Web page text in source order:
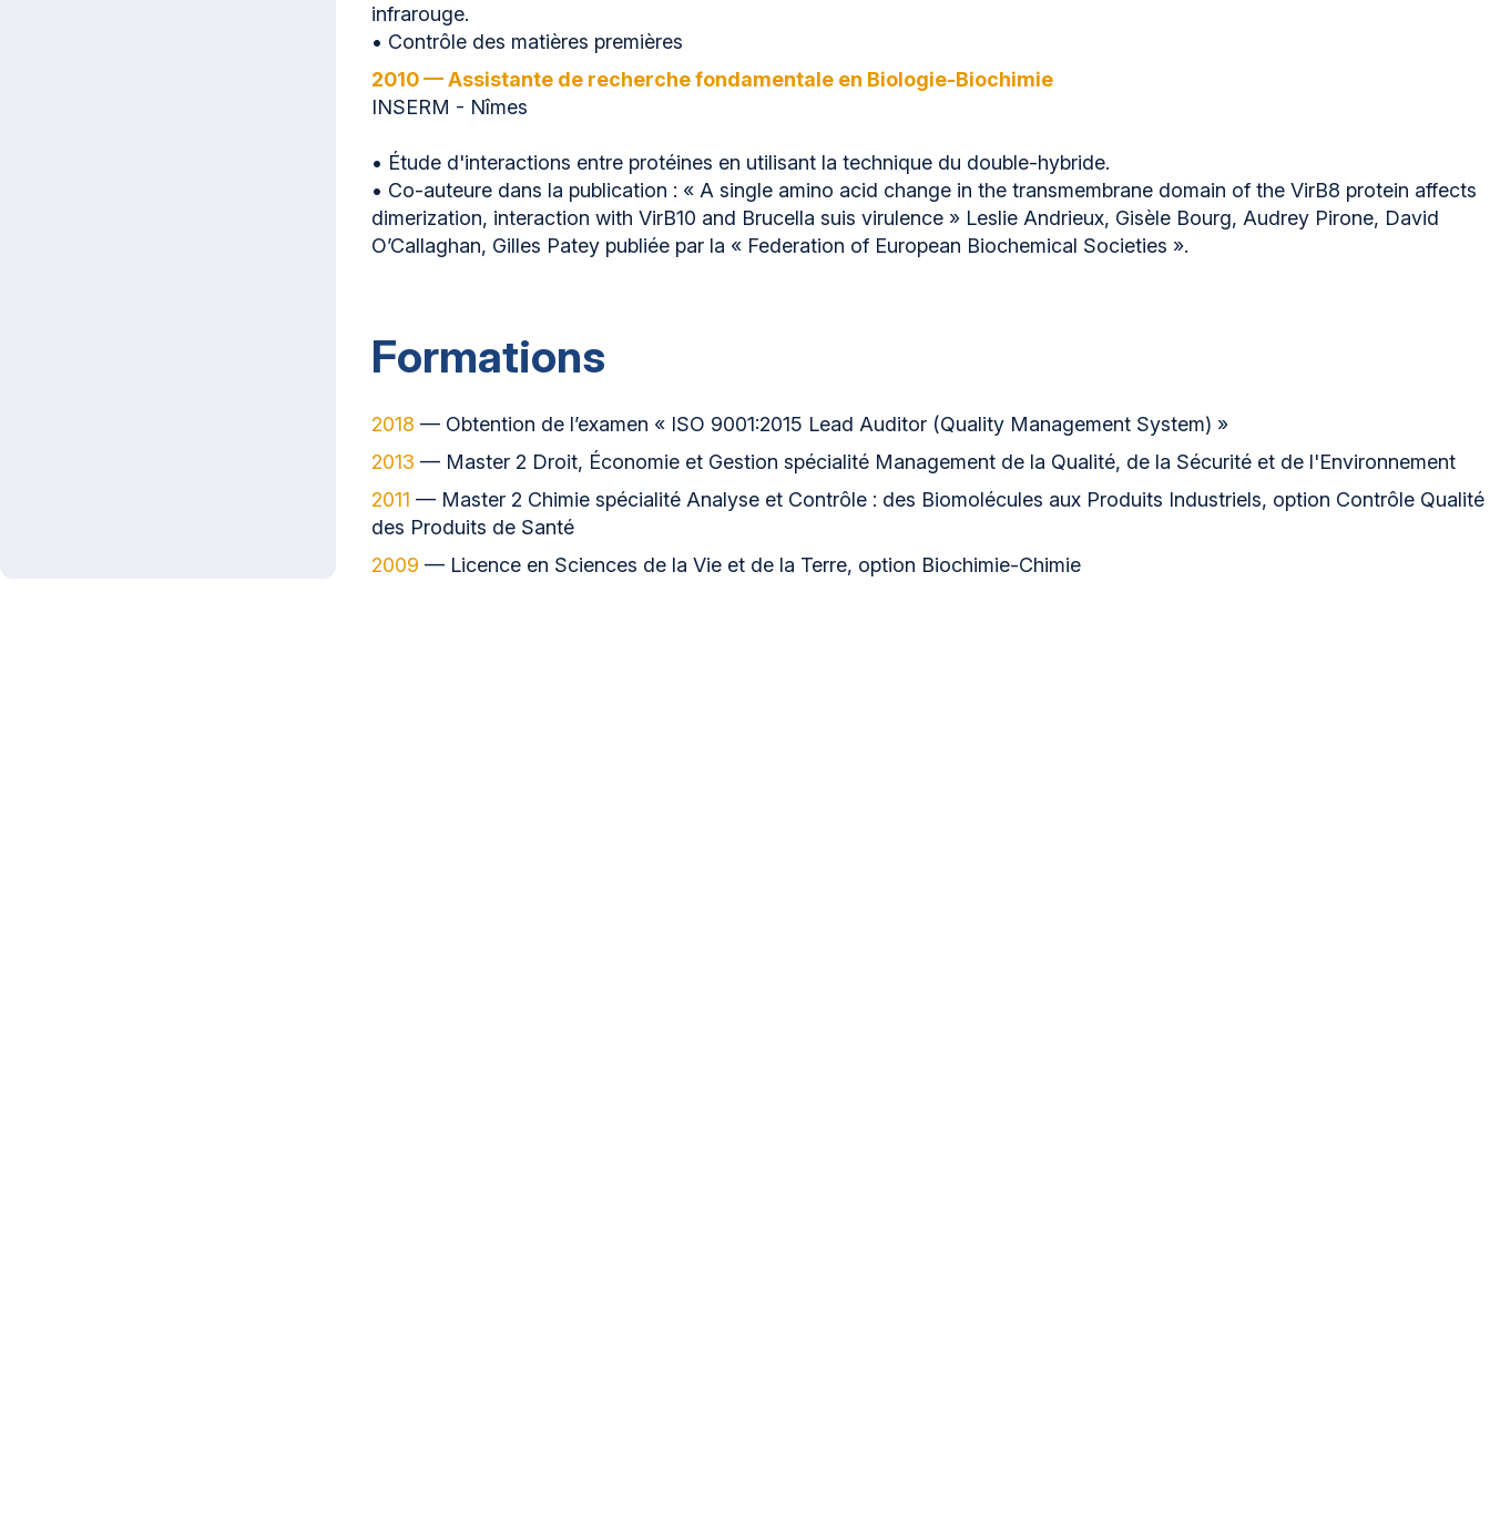
infrarouge.
• Contrôle des matières premières
2010 — Assistante de recherche fondamentale en Biologie-Biochimie
INSERM - Nîmes
• Étude d'interactions entre protéines en utilisant la technique du double-hybride.
• Co-auteure dans la publication : « A single amino acid change in the transmembrane domain of the VirB8 protein affects
dimerization, interaction with VirB10 and Brucella suis virulence » Leslie Andrieux, Gisèle Bourg, Audrey Pirone, David
O’Callaghan, Gilles Patey publiée par la « Federation of European Biochemical Societies ».
Formations
2018 — Obtention de l’examen « ISO 9001:2015 Lead Auditor (Quality Management System) »
2013 — Master 2 Droit, Économie et Gestion spécialité Management de la Qualité, de la Sécurité et de l'Environnement
2011 — Master 2 Chimie spécialité Analyse et Contrôle : des Biomolécules aux Produits Industriels, option Contrôle Qualité
des Produits de Santé
2009 — Licence en Sciences de la Vie et de la Terre, option Biochimie-Chimie